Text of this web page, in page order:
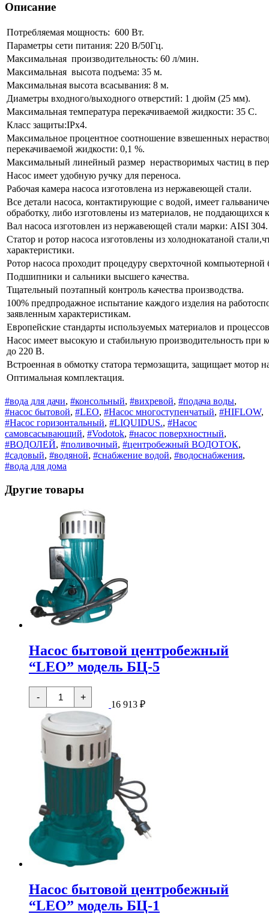
"LEO"
LKJ-
601S
Описание
Потребляемая мощность: 600 Вт.
Параметры сети питания: 220 В/50Гц.
Максимальная производительность: 60 л/мин.
Максимальная высота подъема: 35 м.
Максимальная высота всасывания: 8 м.
Диаметры входного/выходного отверстий: 1 дюйм (25 мм).
Максимальная температура перекачиваемой жидкости: 35 С.
Класс защиты:IPx4.
Максимальное процентное соотношение взвешенных
перекачиваемой жидкости: 0,1 %.
Максимальный линейный размер нерастворимых частиц в
Насос имеет удобную ручку для переноса.
Рабочая камера насоса изготовлена из нержавеющей стали.
Все детали насоса, контактирующие с водой, имеет
обработку, либо изготовлены из материалов, не поддающихся
Вал насоса изготовлен из нержавеющей стали марки: AISI 304.
Статор и ротор насоса изготовлены из холоднокатаной
характеристики.
Ротор насоса проходит процедуру сверхточной компьютерной
Подшипники и сальники высшего качества.
Тщательный поэтапный контроль качества производства.
100% предпродажное испытание каждого изделия на
заявленным характеристикам.
Европейские стандарты используемых материалов и
Насос имеет высокую и стабильную производительность при
до 220 В.
Встроенная в обмотку статора термозащита, защищает мотор
Оптимальная комплектация.
#вода для дачи, #консольный, #вихревой, #подача воды,
#насос бытовой, #LEO, #Насос многоступенчатый, #HIFLOW,
#Насос горизонтальный, #LIQUIDUS., #Насос
самовсасывающий, #Vodotok, #насос поверхностный,
#ВОДОЛЕЙ, #поливочный, #центробежный ВОДОТОК,
#садовый, #водяной, #снабжение водой, #водоснабжения,
#вода для дома
Другие товары
Насос бытовой центробежный
“LEO” модель БЦ-5
-
Количество
товара
Насос
бытовой
центробежный
"LEO"
модель
БЦ-5
+
16 913 ₽
Насос бытовой центробежный
“LEO” модель БЦ-1